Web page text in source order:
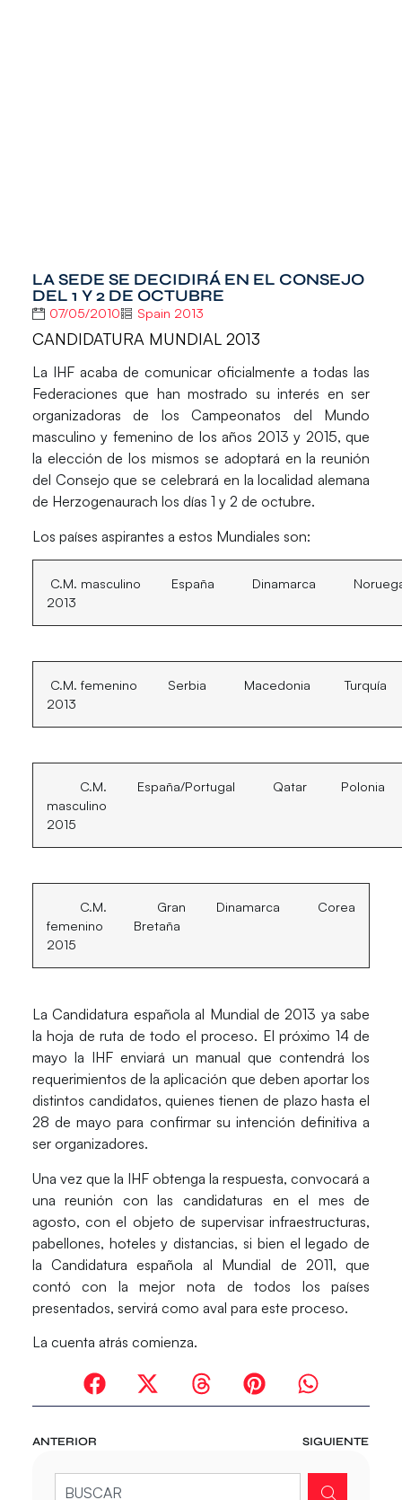
LA SEDE SE DECIDIRÁ EN EL CONSEJO
DEL 1 Y 2 DE OCTUBRE
07/05/2010 Spain 2013
CANDIDATURA MUNDIAL 2013
La IHF acaba de comunicar oficialmente a todas las
Federaciones que han mostrado su interés en ser
organizadoras de los Campeonatos del Mundo
masculino y femenino de los años 2013 y 2015, que
la elección de los mismos se adoptará en la reunión
del Consejo que se celebrará en la localidad alemana
de Herzogenaurach los días 1 y 2 de octubre.
Los países aspirantes a estos Mundiales son:
C.M. masculino
2013
España Dinamarca
C.M. femenino
2013
Serbia Macedonia Turquía
C.M.
masculino
2015
España/Portugal Qatar Polonia
C.M.
femenino
2015
Gran
Bretaña
Dinamarca Corea
La Candidatura española al Mundial de 2013 ya sabe
la hoja de ruta de todo el proceso. El próximo 14 de
mayo la IHF enviará un manual que contendrá los
requerimientos de la aplicación que deben aportar los
distintos candidatos, quienes tienen de plazo hasta el
28 de mayo para confirmar su intención definitiva a
ser organizadores.
Una vez que la IHF obtenga la respuesta, convocará a
una reunión con las candidaturas en el mes de
agosto, con el objeto de supervisar infraestructuras,
pabellones, hoteles y distancias, si bien el legado de
la Candidatura española al Mundial de 2011, que
contó con la mejor nota de todos los países
presentados, servirá como aval para este proceso.
La cuenta atrás comienza.
ANTERIOR SIGUIENTE